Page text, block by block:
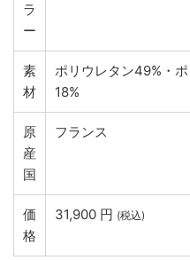
ラ
ー
素
材
ポリウレタン49%・
18%
原
産
国
フランス
価
格
31,900 円 (税込)